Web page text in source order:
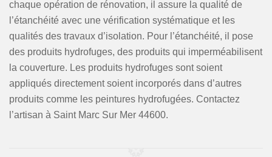
chaque opération de rénovation, il assure la qualité de
l’étanchéité avec une vérification systématique et les
qualités des travaux d’isolation. Pour l’étanchéité, il pose
des produits hydrofuges, des produits qui imperméabilisent
la couverture. Les produits hydrofuges sont soient
appliqués directement soient incorporés dans d’autres
produits comme les peintures hydrofugées. Contactez
l’artisan à Saint Marc Sur Mer 44600.